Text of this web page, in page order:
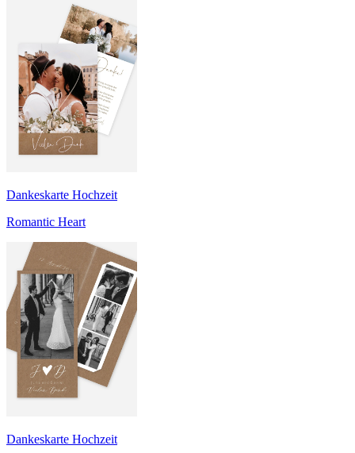
Dankeskarte Hochzeit
Romantic Heart
Dankeskarte Hochzeit